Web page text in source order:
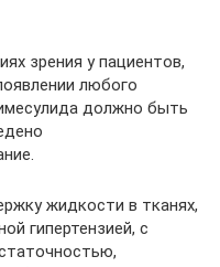
зрения у пациентов,
любого
должно быть
жидкости в тканях,
гипертензией, с